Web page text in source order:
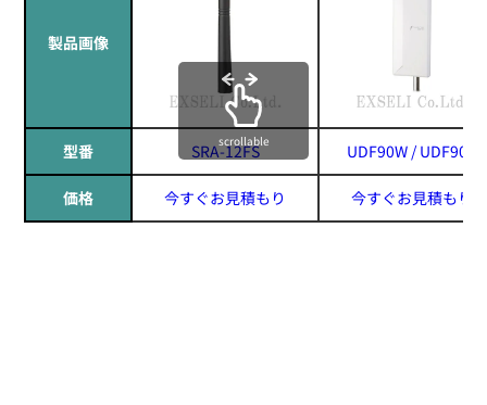
製品画像
型番 SRA-12FS UDF90W / UDF90B
価格 今すぐお見積もり 今すぐお見積もり
scrollable